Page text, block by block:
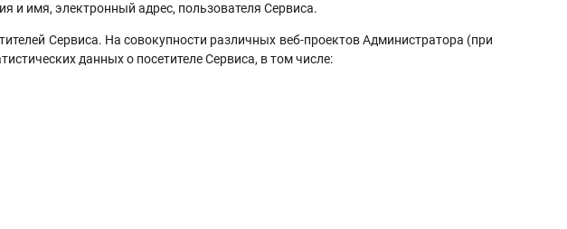
электронный адрес, пользователя Сервиса.
Сервиса. На совокупности различных веб-проектов Администратора (при
данных о посетителе Сервиса, в том числе: